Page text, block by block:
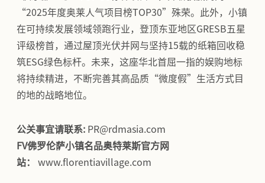
“2025年度奥莱人气项目榜TOP30”殊荣。此外，小镇
在可持续发展领域领跑行业，登顶东亚地区GRESB五星
评级榜首，通过屋顶光伏并网与坚持15载的纸箱回收稳
筑ESG绿色标杆。未来，这座华北首屈一指的娱购地标
将持续精进，不断完善其高品质“微度假”生活方式目
的地的战略地位。
公关事宜请联系: PR@rdmasia.com
FV佛罗伦萨小镇名品奥特莱斯官方网
站：
www.florentiavillage.com